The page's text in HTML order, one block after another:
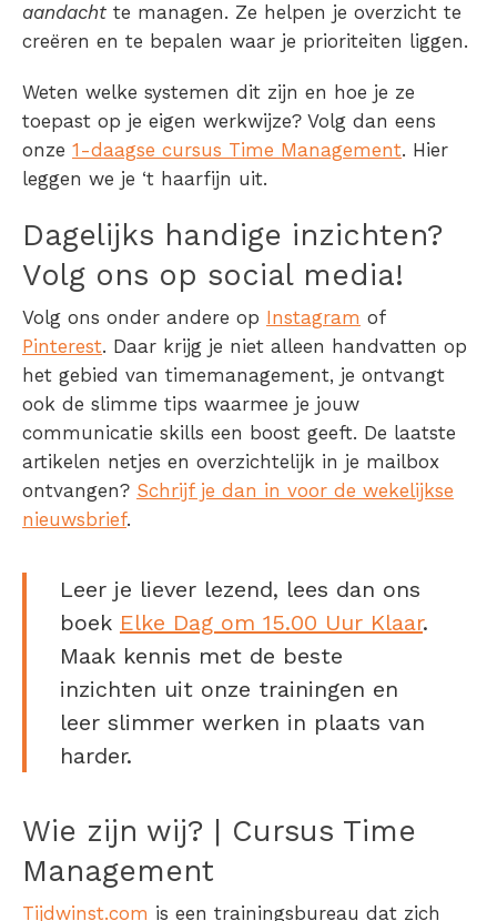
aandacht te managen. Ze helpen je overzicht te
creëren en te bepalen waar je prioriteiten liggen.
Weten welke systemen dit zijn en hoe je ze
toepast op je eigen werkwijze? Volg dan eens
onze 1-daagse cursus Time Management. Hier
leggen we je ‘t haarfijn uit.
Dagelijks handige inzichten?
Volg ons op social media!
Volg ons onder andere op Instagram of
Pinterest. Daar krijg je niet alleen handvatten op
het gebied van timemanagement, je ontvangt
ook de slimme tips waarmee je jouw
communicatie skills een boost geeft. De laatste
artikelen netjes en overzichtelijk in je mailbox
ontvangen? Schrijf je dan in voor de wekelijkse
nieuwsbrief.
Leer je liever lezend, lees dan ons
boek Elke Dag om 15.00 Uur Klaar.
Maak kennis met de beste
inzichten uit onze trainingen en
leer slimmer werken in plaats van
harder.
Wie zijn wij? | Cursus Time
Management
Tijdwinst.com is een trainingsbureau dat zich